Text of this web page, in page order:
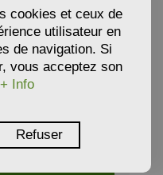
AU PANIER
- Acacia vert
cookies et ceux de
utilisateur en
de navigation. Si
vous acceptez son
+ Info
Refuser